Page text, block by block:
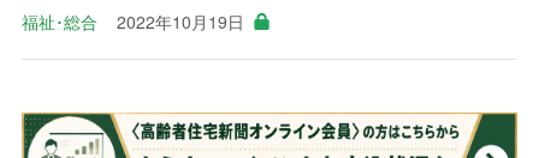
福祉･総合 2022年10月19日